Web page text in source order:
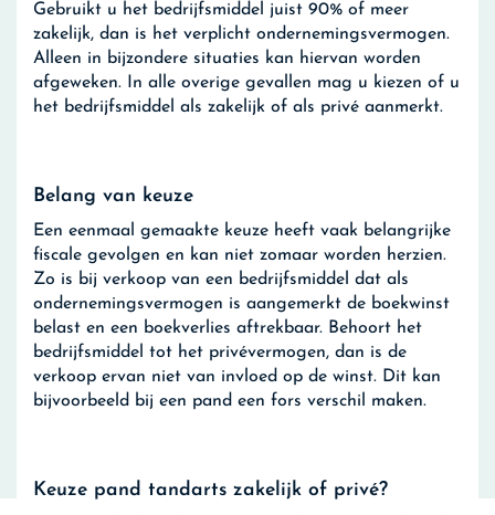
Gebruikt u het bedrijfsmiddel juist 90% of meer
zakelijk, dan is het verplicht ondernemingsvermogen.
Alleen in bijzondere situaties kan hiervan worden
afgeweken. In alle overige gevallen mag u kiezen of u
het bedrijfsmiddel als zakelijk of als privé aanmerkt.
Belang van keuze
Een eenmaal gemaakte keuze heeft vaak belangrijke
fiscale gevolgen en kan niet zomaar worden herzien.
Zo is bij verkoop van een bedrijfsmiddel dat als
ondernemingsvermogen is aangemerkt de boekwinst
belast en een boekverlies aftrekbaar. Behoort het
bedrijfsmiddel tot het privévermogen, dan is de
verkoop ervan niet van invloed op de winst. Dit kan
bijvoorbeeld bij een pand een fors verschil maken.
Keuze pand tandarts zakelijk of privé?